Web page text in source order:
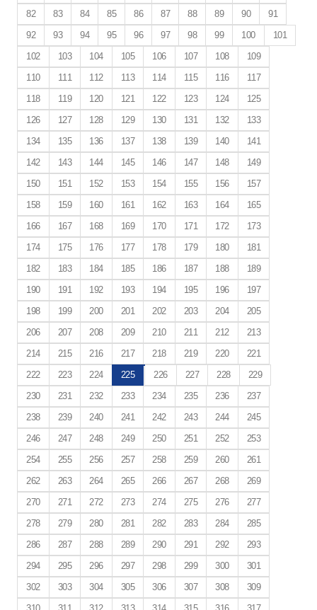
82 83 84 85 86 87 88 89 90
91
92
93 94 95 96 97 98 99 100
101
102
103 104 105 106 107 108
109
110
111 112 113 114 115 116
117
118
119 120 121 122 123 124
125
126
127 128 129 130 131 132
133
134
135 136 137 138 139 140
141
142
143 144 145 146 147 148
149
150
151 152 153 154 155 156
157
158
159 160 161 162 163 164
165
166
167 168 169 170 171 172
173
174
175 176 177 178 179 180
181
182
183 184 185 186 187 188
189
190
191 192 193 194 195 196
197
198
199 200 201 202 203 204
205
206
207 208 209 210 211 212
213
214
215 216 217 218 219 220
221
222
223 224 225 226 227 228
229
230
231 232 233 234 235 236
237
238
239 240 241 242 243 244
245
246
247 248 249 250 251 252
253
254
255 256 257 258 259 260
261
262
263 264 265 266 267 268
269
270
271 272 273 274 275 276
277
278
279 280 281 282 283 284
285
286
287 288 289 290 291 292
293
294
295 296 297 298 299 300
301
302
303 304 305 306 307 308
309